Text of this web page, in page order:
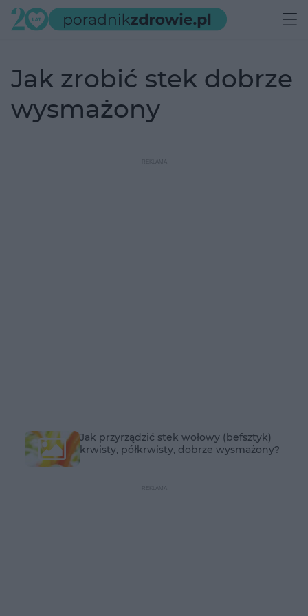
jak zrobić stek dobrze
wysmażony
Jak przyrządzić stek wołowy (befsztyk)
krwisty, półkrwisty, dobrze wysmażony?